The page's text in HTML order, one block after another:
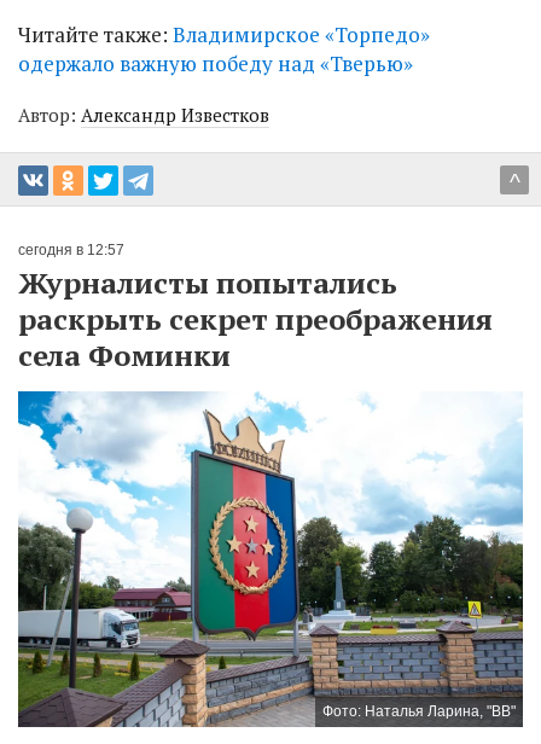
Читайте также: Владимирское «Торпедо»
одержало важную победу над «Тверью»
Автор: Александр Известков
^
сегодня в 12:57
Журналисты попытались
раскрыть секрет преображения
села Фоминки
Фото: Наталья Ларина, "ВВ"